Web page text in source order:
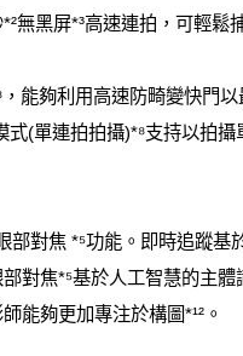
無黑屏*³高速連拍，可輕鬆
能夠利用高速防畸變快門
(單連拍拍攝)*⁸支持以拍
對焦 *⁵功能。即時追蹤
對焦*⁵基於人工智慧的主
能夠更加專注於構圖*¹²。